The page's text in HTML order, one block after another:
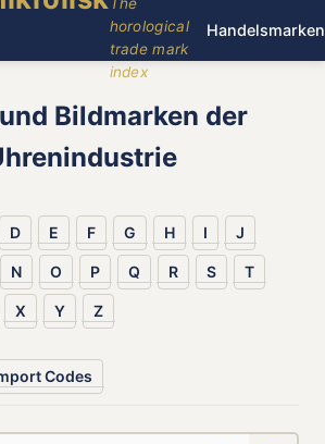
horological
trade mark
index
Handelsmarken
Bildmarken der
D E F G H I J
N O P Q R S T
X Y Z
Codes